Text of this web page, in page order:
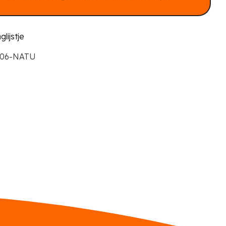
NATU